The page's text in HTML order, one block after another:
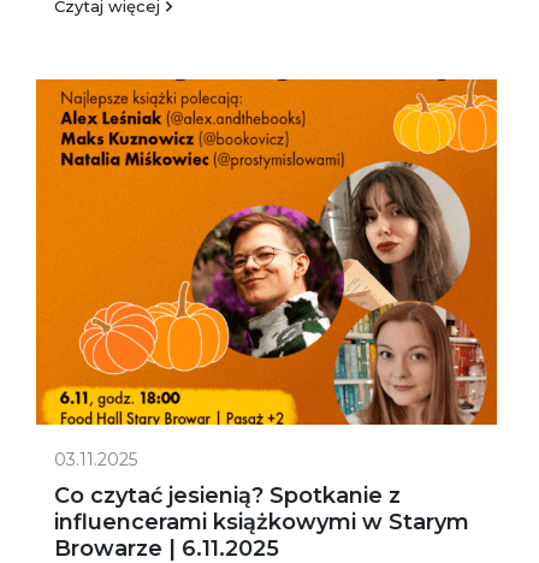
Czytaj więcej
03.11.2025
Co czytać jesienią? Spotkanie z
influencerami książkowymi w Starym
Browarze | 6.11.2025